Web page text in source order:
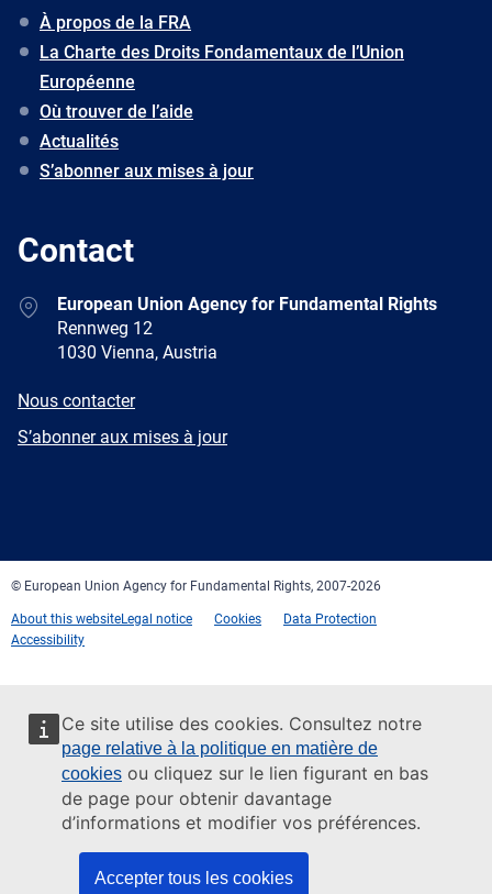
Ce site utilise des cookies. Consultez notre
page relative à la politique en matière de
cookies ou cliquez sur le lien figurant en bas
de page pour obtenir davantage
d’informations et modifier vos préférences.
Accepter tous les cookies
À propos de la FRA
La Charte des Droits Fondamentaux de l’Union
Européenne
Où trouver de l’aide
Actualités
S’abonner aux mises à jour
Contact
AddressEuropean Union Agency for Fundamental Rights
Rennweg 12
1030 Vienna, Austria
E-
Nous contacter
Newsletter
S’abonner aux mises à jour
© European Union Agency for Fundamental Rights, 2007-2026
About this websiteLegal notice Cookies
Data Protection
Accessibility